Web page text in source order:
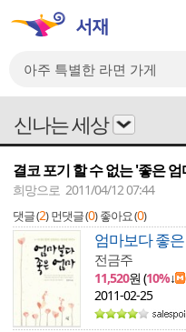
신나는 세상
결코 포기 할 수 없는 '좋은
희망으로 2011/04/12 07:44
댓글 (2) 먼댓글 (0) 좋아요 (0)
엄마보다 좋
전금주
11,520원 (10%↓
2011-02-25